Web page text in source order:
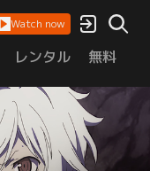
Watch now
レンタル 無料